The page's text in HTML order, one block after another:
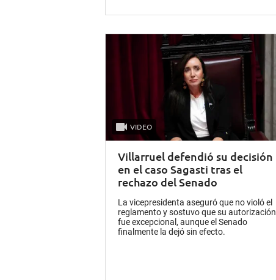
VIDEO
Villarruel defendió su decisión
en el caso Sagasti tras el
rechazo del Senado
La vicepresidenta aseguró que no violó el
reglamento y sostuvo que su autorización
fue excepcional, aunque el Senado
finalmente la dejó sin efecto.